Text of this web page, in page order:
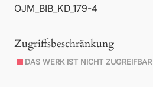
OJM_BIB_KD_179-4
Zugriffsbeschränkung
DAS WERK IST NICHT ZUGREIFBAR